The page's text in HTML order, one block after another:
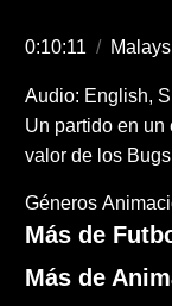
0:10:11 /
Audio: English,
Un partido en un
valor de los
Géneros
Más de
Más de